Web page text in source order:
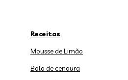
Receitas
Mousse de Limão
Bolo de cenoura